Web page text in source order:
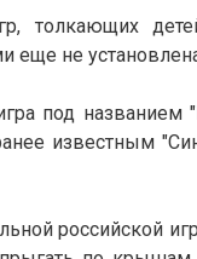
толкающих
еще не
под
известным
российской